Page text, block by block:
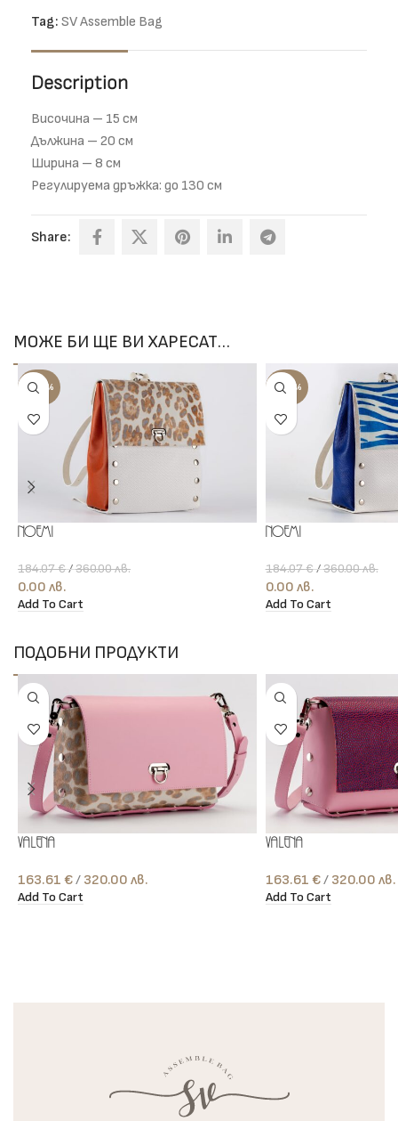
Tag: SV Assemble Bag
Description
Височина – 15 см
Дължина – 20 см
Ширина – 8 см
Регулируема дръжка: до 130 см
Share:
МОЖЕ БИ ЩЕ ВИ ХАРЕСАТ…
-100%
Noemi
184.07€/360.00лв.
0.00лв.
Add To Cart
-100%
Noemi
184.07€/360.00лв.
0.00 лв.
Add To Cart
ПОДОБНИ ПРОДУКТИ
Valena
163.61€ лв.
Add To Cart
Valena
163.61 € лв.
Add To Cart